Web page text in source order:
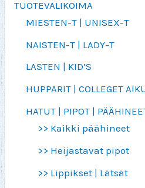
TUOTEVALIKOIMA
MIESTEN-T | UNISEX-T
NAISTEN-T | LADY-T
LASTEN | KID’S
HUPPARIT | COLLEGET
HATUT | PIPOT |
>> Kaikki päähineet
>> Heijastavat pipot
>> Lippikset | Lätsät